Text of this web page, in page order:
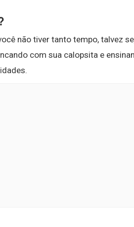
não tiver tanto tempo, talvez
com sua calopsita e